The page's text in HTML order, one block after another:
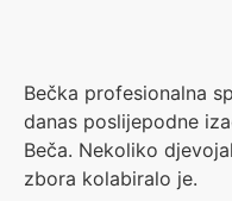
Bečka profesionalna
danas poslijepodne
Beča. Nekoliko
zbora kolabiralo je.